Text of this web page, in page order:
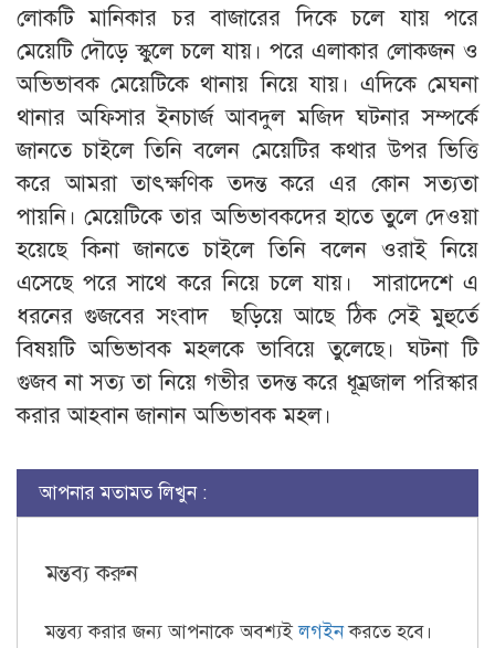
লোকটি মানিকার চর বাজারের দিকে চলে যায় পরে
মেয়েটি দৌড়ে স্কুলে চলে যায়। পরে এলাকার লোকজন ও
অভিভাবক মেয়েটিকে থানায় নিয়ে যায়। এদিকে মেঘনা
থানার অফিসার ইনচার্জ আবদুল মজিদ ঘটনার সম্পর্কে
জানতে চাইলে তিনি বলেন মেয়েটির কথার উপর ভিত্তি
করে আমরা তাৎক্ষণিক তদন্ত করে এর কোন সত্যতা
পায়নি। মেয়েটিকে তার অভিভাবকদের হাতে তুলে দেওয়া
হয়েছে কিনা জানতে চাইলে তিনি বলেন ওরাই নিয়ে
এসেছে পরে সাথে করে নিয়ে চলে যায়। সারাদেশে এ
ধরনের গুজবের সংবাদ ছড়িয়ে আছে ঠিক সেই মুহুর্তে
বিষয়টি অভিভাবক মহলকে ভাবিয়ে তুলেছে। ঘটনা টি
গুজব না সত্য তা নিয়ে গভীর তদন্ত করে ধূম্রজাল পরিস্কার
করার আহবান জানান অভিভাবক মহল।
আপনার মতামত লিখুন :
মন্তব্য করুন
মন্তব্য করার জন্য আপনাকে অবশ্যইলগইনকরতে হবে।